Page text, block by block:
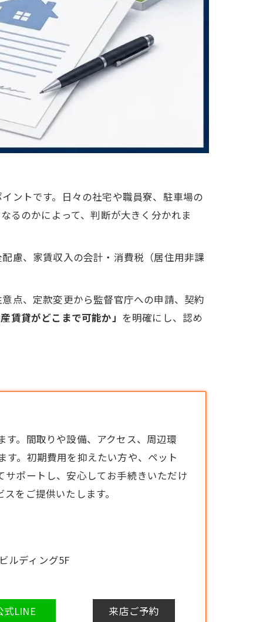
ントです。日々の社宅や職員寮、駐車場の
るのかによって、判断が大きく分かれま
慮、家賃収入の会計・消費税（居住用非課
点、定款変更から監督官庁への申請、契約
賃貸がどこまで可能か」 を明確にし、認め
す。間取りや設備、アクセス、周辺環
。初期費用を抑えたい方や、ペット
ポートし、安心してお手続きいただけ
をご提供いたします。
ルディング5F
式LINE 来店ご予約